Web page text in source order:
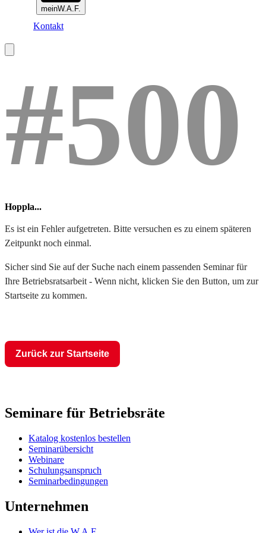
meinW.A.F.
Kontakt
#500
Hoppla...
Es ist ein Fehler aufgetreten. Bitte versuchen es zu einem späteren
Zeitpunkt noch einmal.
Sicher sind Sie auf der Suche nach einem passenden Seminar für
Ihre Betriebsratsarbeit - Wenn nicht, klicken Sie den Button, um zur
Startseite zu kommen.
Zurück zur Startseite
Seminare für Betriebsräte
Katalog kostenlos bestellen
Seminarübersicht
Webinare
Schulungsanspruch
Seminarbedingungen
Unternehmen